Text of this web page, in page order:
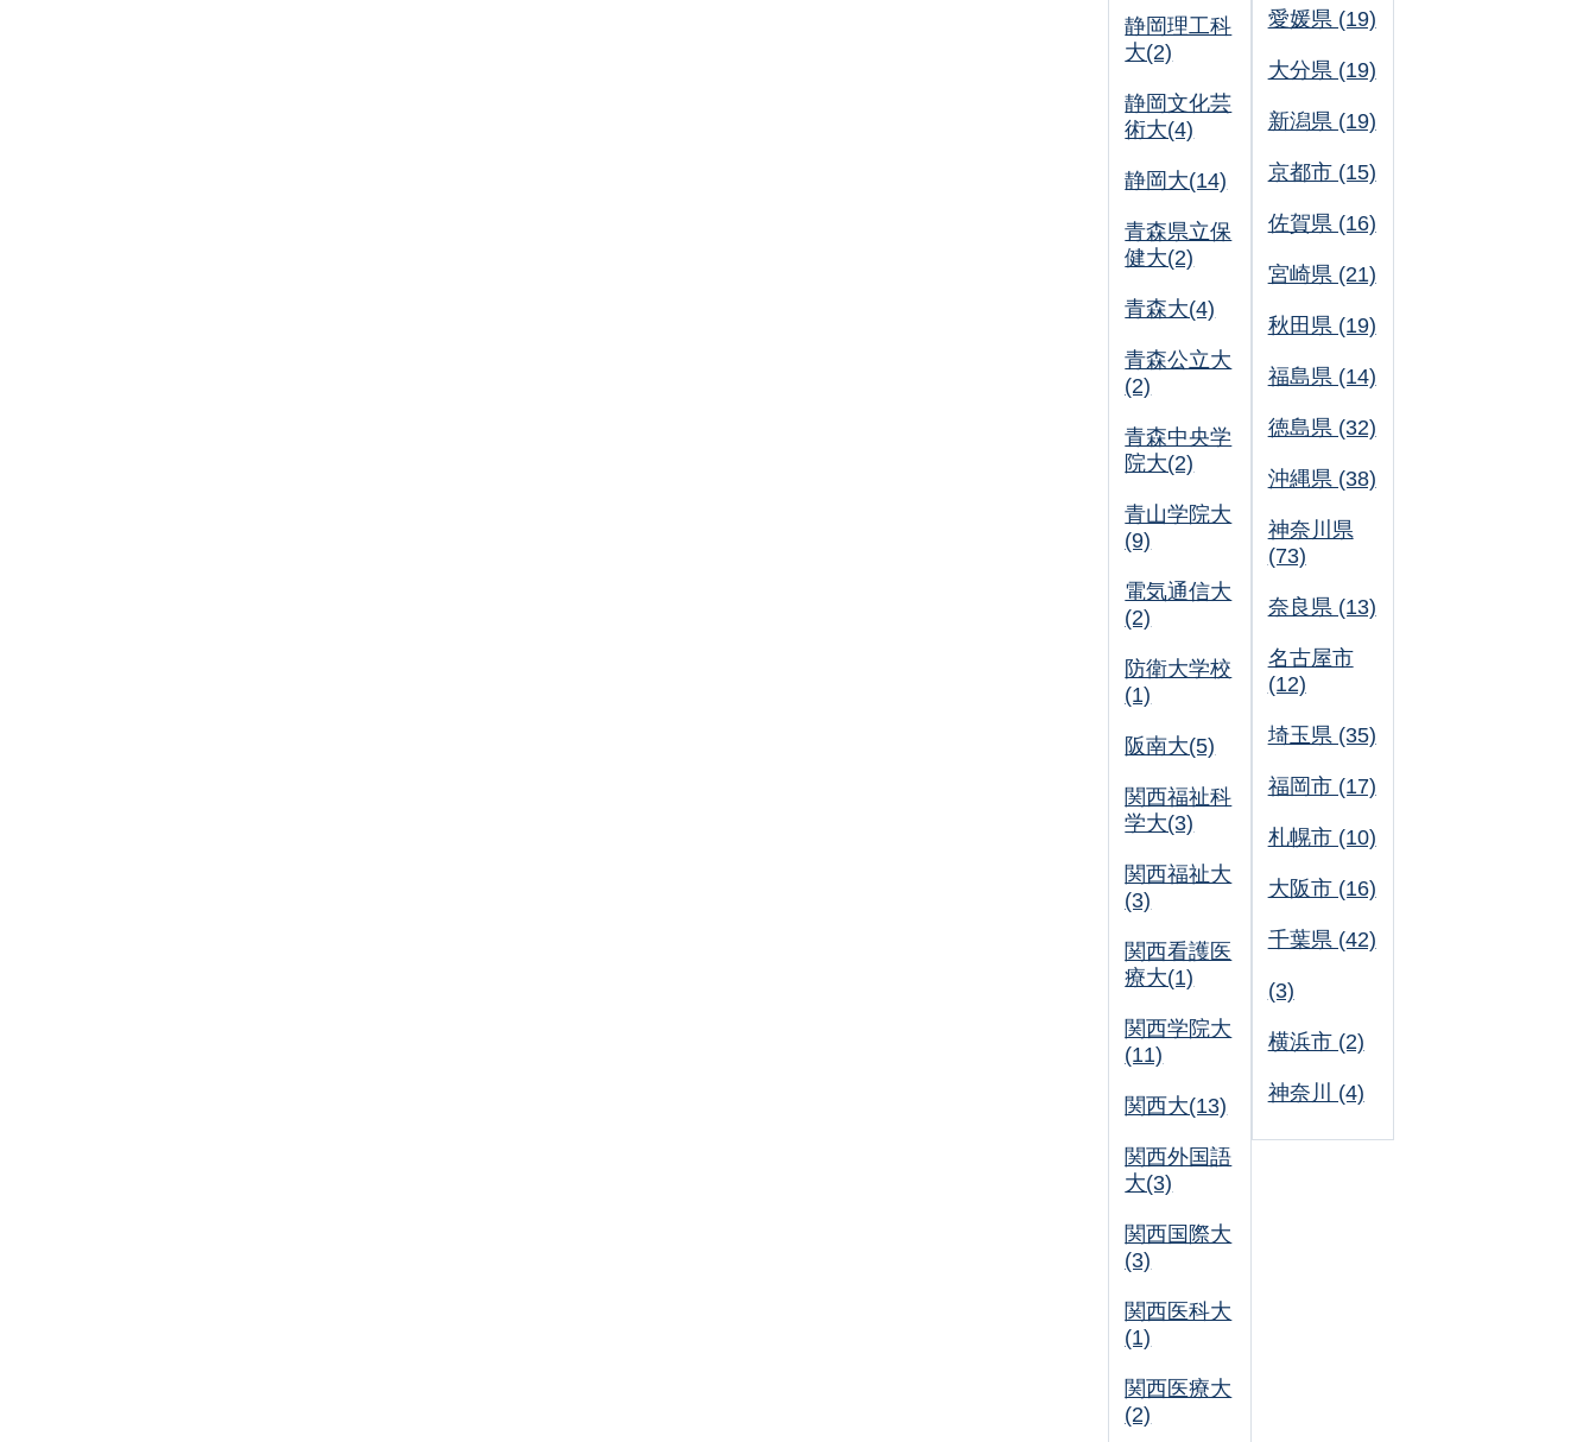
静岡理工科
大(2)
静岡文化芸
術大(4)
静岡大(14)
青森県立保
健大(2)
青森大(4)
青森公立大
(2)
青森中央学
院大(2)
青山学院大
(9)
電気通信大
(2)
防衛大学校
(1)
阪南大(5)
関西福祉科
学大(3)
関西福祉大
(3)
関西看護医
療大(1)
関西学院大
(11)
関西大(13)
関西外国語
大(3)
関西国際大
(3)
関西医科大
(1)
関西医療大
(2)
愛媛県 (19)
大分県 (19)
新潟県 (19)
京都市 (15)
佐賀県 (16)
宮崎県 (21)
秋田県 (19)
福島県 (14)
徳島県 (32)
沖縄県 (38)
神奈川県
(73)
奈良県 (13)
名古屋市
(12)
埼玉県 (35)
福岡市 (17)
札幌市 (10)
大阪市 (16)
千葉県 (42)
(3)
横浜市 (2)
神奈川 (4)